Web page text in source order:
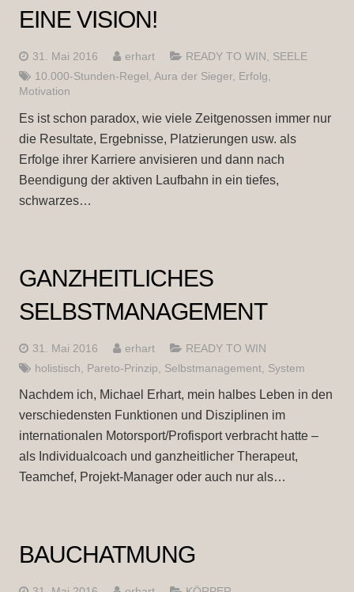
EINE VISION!
31. Mai 2016 erhart READY TO WIN
SEELE
10.000-Stunden-Regel, Aura der Sieger, Erfolg,
Motivation
Es ist schon paradox, wie viele Zeitgenossen immer nur
die Resultate, Ergebnisse, Platzierungen usw. als
Erfolge ihrer Karriere anvisieren und dann nach
Beendigung der aktiven Laufbahn in ein tiefes,
schwarzes…
GANZHEITLICHES
SELBSTMANAGEMENT
31. Mai 2016 erhart
READY TO WIN
holistisch
Pareto-Prinzip Selbstmanagement, System
Nachdem ich, Michael Erhart, mein halbes Leben in den
verschiedensten Funktionen und Disziplinen im
internationalen Motorsport/Profisport verbracht hatte –
als Individualcoach und ganzheitlicher Therapeut,
Teamchef, Projekt-Manager oder auch nur als…
BAUCHATMUNG